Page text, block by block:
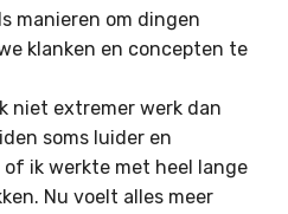
manieren om dingen
klanken en concepten te
niet extremer werk dan
soms luider en
ik werkte met heel lange
Nu voelt alles meer